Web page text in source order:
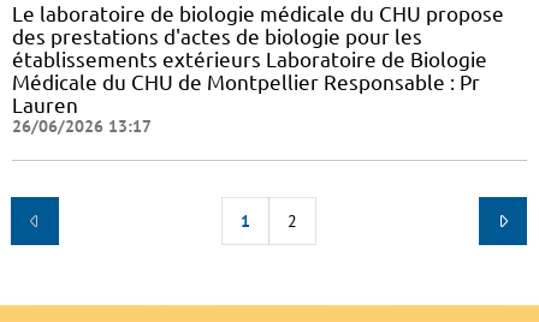
Le laboratoire de biologie médicale du CHU propose
des prestations d'actes de biologie pour les
établissements extérieurs Laboratoire de Biologie
Médicale du CHU de Montpellier Responsable : Pr
Lauren
26/06/2026 13:17
1 2